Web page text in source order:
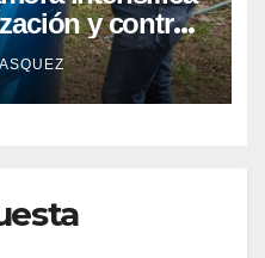
y control
del